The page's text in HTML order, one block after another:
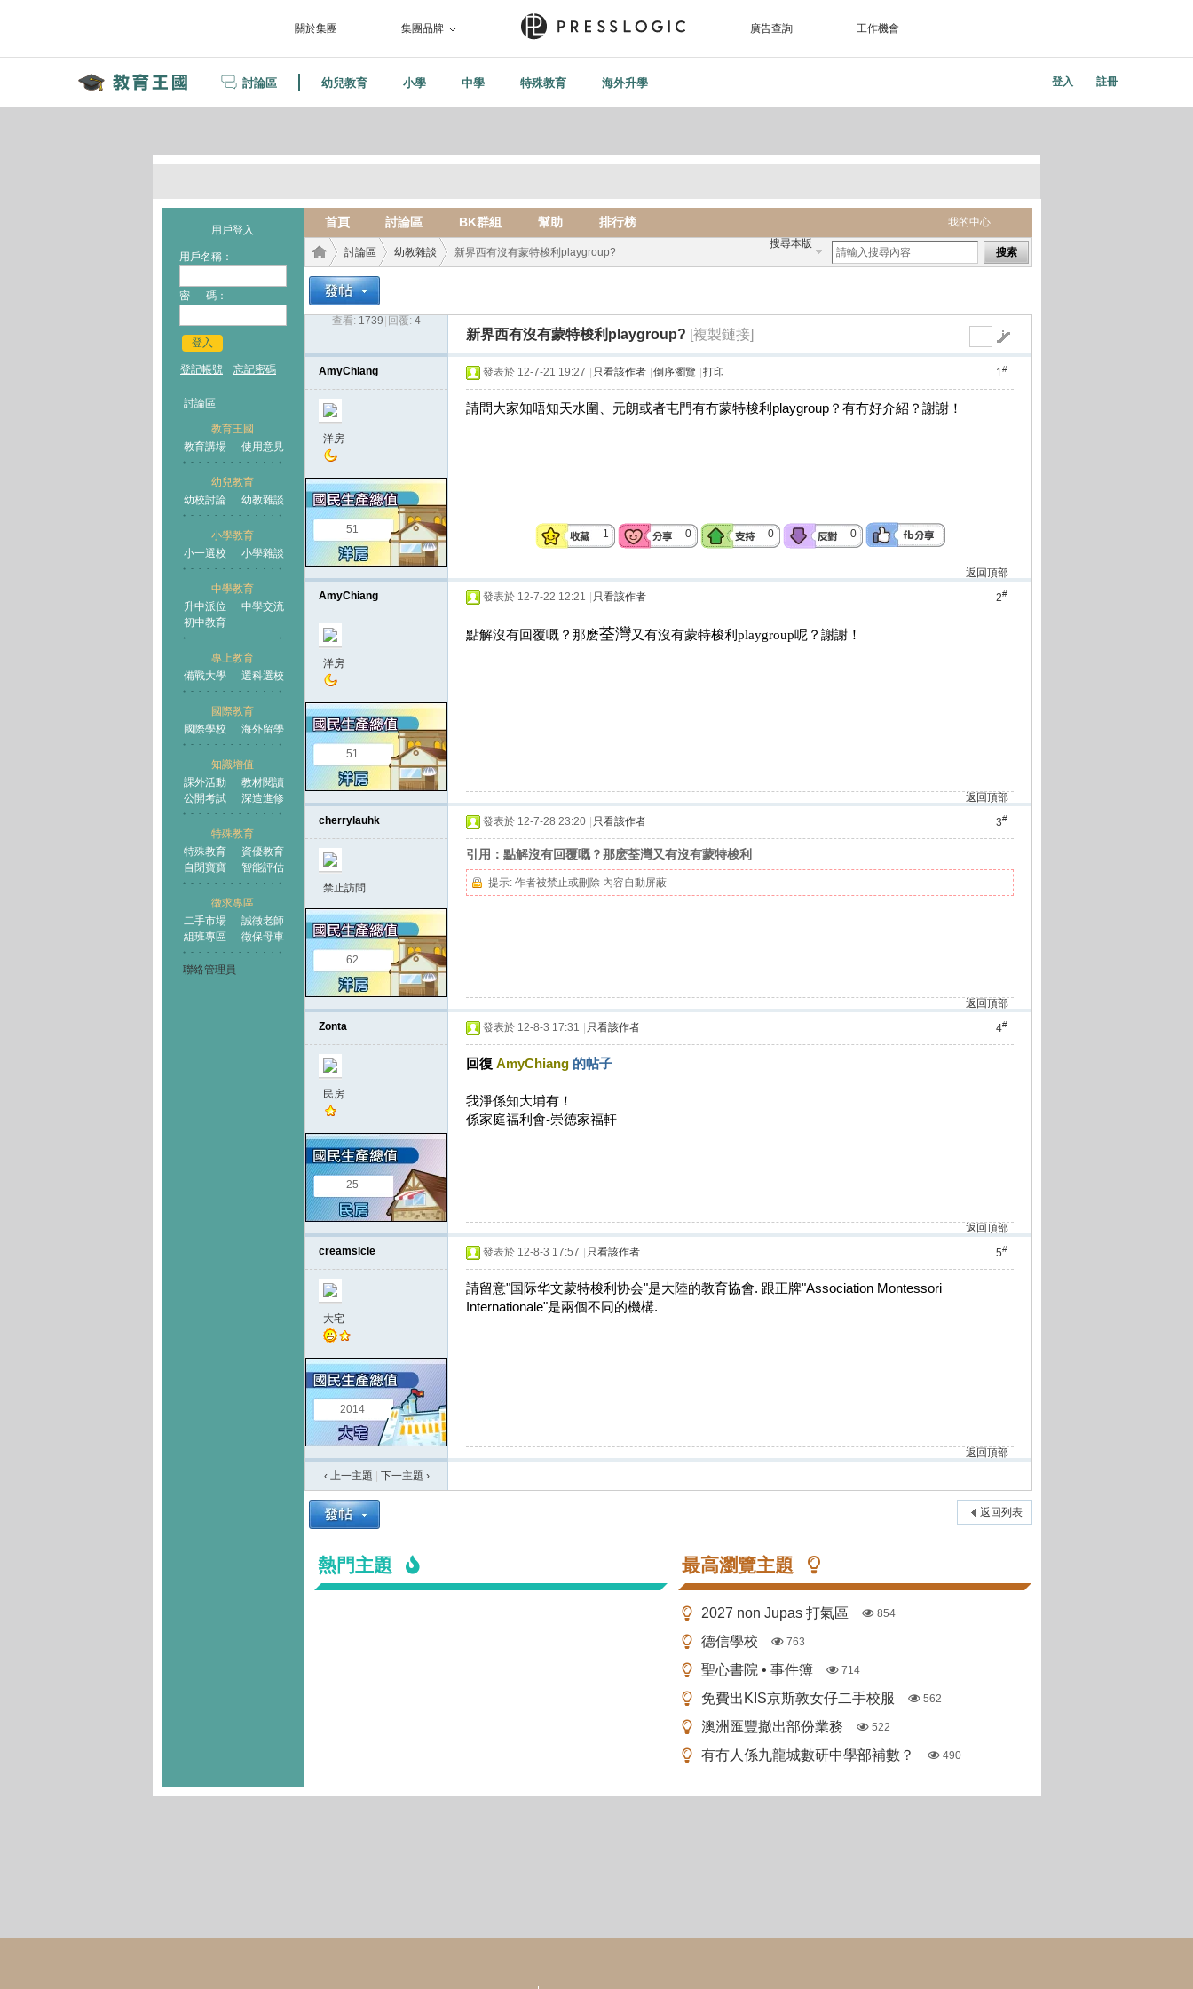
關於集團 集團品牌 廣告查詢 工作機會
討論區 幼兒教育 小學 中學 特殊教育 海外升學 登入 註冊
用戶登入
用戶名稱：
密 碼：
登入
登記帳號 忘記密碼
討論區
教育王國
教育講場
使用意見
幼兒教育
幼校討論
幼教雜談
小學教育
小一選校
小學雜談
中學教育
升中派位
中學交流
初中教育
專上教育
備戰大學
選科選校
國際教育
國際學校
海外留學
知識增值
課外活動
教材閱讀
公開考試
深造進修
特殊教育
特殊教育
資優教育
自閉寶寶
智能評估
徵求專區
二手市場
誠徵老師
組班專區
徵保母車
聯絡管理員
我的中心
首頁 討論區 BK群組 幫助 排行榜
搜尋本版
搜索
王國
討論區
›
幼教雜談 新界西有沒有蒙特梭利playgroup?
查看: 1739 回覆: 4
新界西有沒有蒙特梭利playgroup? [複製鏈接]
AmyChiang
洋房
51
1#
發表於 12-7-21 19:27 只看該作者 倒序瀏覽 打印
請問大家知唔知天水圍、元朗或者屯門有冇蒙特梭利playgroup？有冇好介紹？謝謝！
1 0 0 0
返回頂部
AmyChiang
洋房
51
2#
發表於 12-7-22 12:21 只看該作者
點解沒有回覆嘅？那麽荃灣又有沒有蒙特梭利playgroup呢？謝謝！
返回頂部
cherrylauhk
禁止訪問
62
3#
發表於 12-7-28 23:20 只看該作者
引用：點解沒有回覆嘅？那麽荃灣又有沒有蒙特梭利
提示: 作者被禁止或刪除 內容自動屏蔽
返回頂部
Zonta
民房
25
4#
發表於 12-8-3 17:31 只看該作者
回復 AmyChiang 的帖子
我淨係知大埔有！
係家庭福利會-崇德家福軒
返回頂部
creamsicle
大宅
2014
5#
發表於 12-8-3 17:57 只看該作者
請留意"国际华文蒙特梭利协会"是大陸的教育協會. 跟正牌"Association Montessori
Internationale"是兩個不同的機構.
返回頂部
‹ 上一主題
下一主題 ›
返回列表
熱門主題 最高瀏覽主題
2027 non Jupas 打氣區 854
德信學校 763
聖心書院 • 事件簿 714
免費出KIS京斯敦女仔二手校服 562
澳洲匯豐撤出部份業務 522
有冇人係九龍城數研中學部補數？ 490